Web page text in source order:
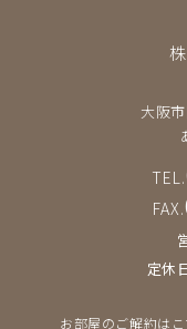
大阪
TEL.
FAX.
定休
お部屋のご解約は